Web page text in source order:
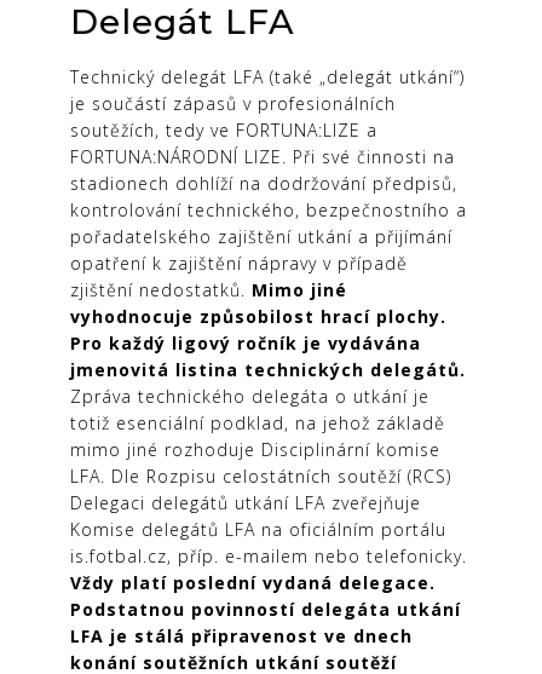
Delegát LFA
Technický delegát LFA (také „delegát utkání“)
je součástí zápasů v profesionálních
soutěžích, tedy ve FORTUNA:LIZE a
FORTUNA:NÁRODNÍ LIZE. Při své činnosti na
stadionech dohlíží na dodržování předpisů,
kontrolování technického, bezpečnostního a
pořadatelského zajištění utkání a přijímání
opatření k zajištění nápravy v případě
zjištění nedostatků. Mimo jiné
vyhodnocuje způsobilost hrací plochy.
Pro každý ligový ročník je vydávána
jmenovitá listina technických delegátů.
Zpráva technického delegáta o utkání je
totiž esenciální podklad, na jehož základě
mimo jiné rozhoduje Disciplinární komise
LFA. Dle Rozpisu celostátních soutěží (RCS)
Delegaci delegátů utkání LFA zveřejňuje
Komise delegátů LFA na oficiálním portálu
is.fotbal.cz, příp. e-mailem nebo telefonicky.
Vždy platí poslední vydaná delegace.
Podstatnou povinností delegáta utkání
LFA je stálá připravenost ve dnech
konání soutěžních utkání soutěží